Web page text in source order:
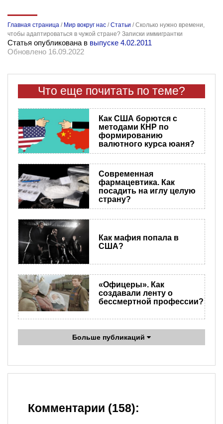
Главная страница / Мир вокруг нас /Статьи /Сколько нужно времени,
чтобы адаптироваться в чужой стране? Записки иммигрантки
Статья опубликована в выпуске 4.02.2011
Обновлено 16.09.2022
Что еще почитать по теме?
Как США борются с
методами КНР по
формированию
валютного курса юаня?
Современная
фармацевтика. Как
посадить на иглу целую
страну?
Как мафия попала в
США?
«Офицеры». Как
создавали ленту о
бессмертной профессии?
Больше публикаций
Комментарии (158):